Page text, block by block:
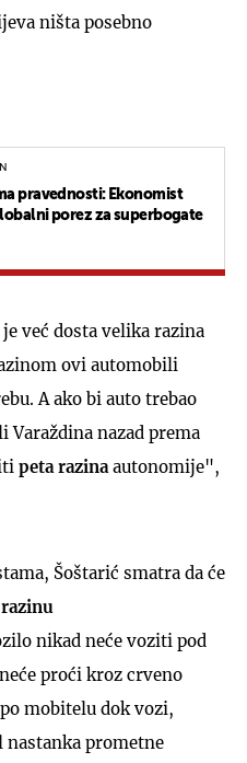
ništa posebno
pravednosti: Ekonomist
porez za superbogate
već dosta velika razina
ovi automobili
A ako bi auto trebao
nazad prema
peta razina autonomije",
Šoštarić smatra da će
nikad neće voziti pod
proći kroz crveno
mobitelu dok vozi,
prometne